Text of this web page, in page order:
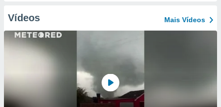
Vídeos Mais Vídeos